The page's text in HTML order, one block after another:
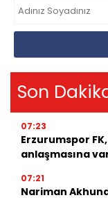
Son
07:23
Erzurumspor
anlaşmasına
07:21
Nariman